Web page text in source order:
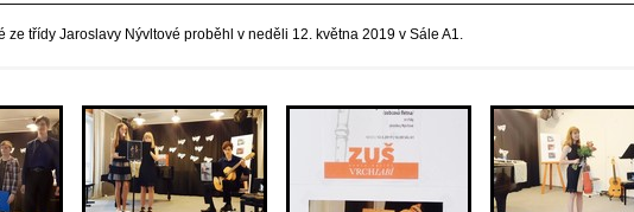
třídy Jaroslavy Nývltové proběhl v neděli 12. května 2019 v Sále A1.